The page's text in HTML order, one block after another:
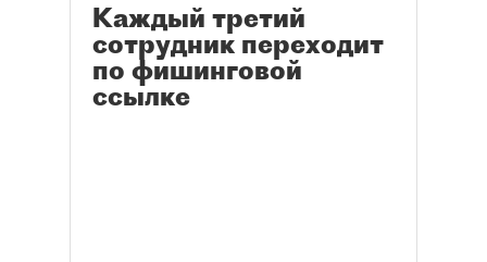
Каждый третий
сотрудник переходит
по фишинговой
ссылке